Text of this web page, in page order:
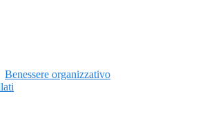
Benessere organizzativo